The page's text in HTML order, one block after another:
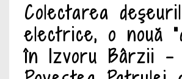
Colectarea
electrice, o nouă
în Izvoru Bârzii –